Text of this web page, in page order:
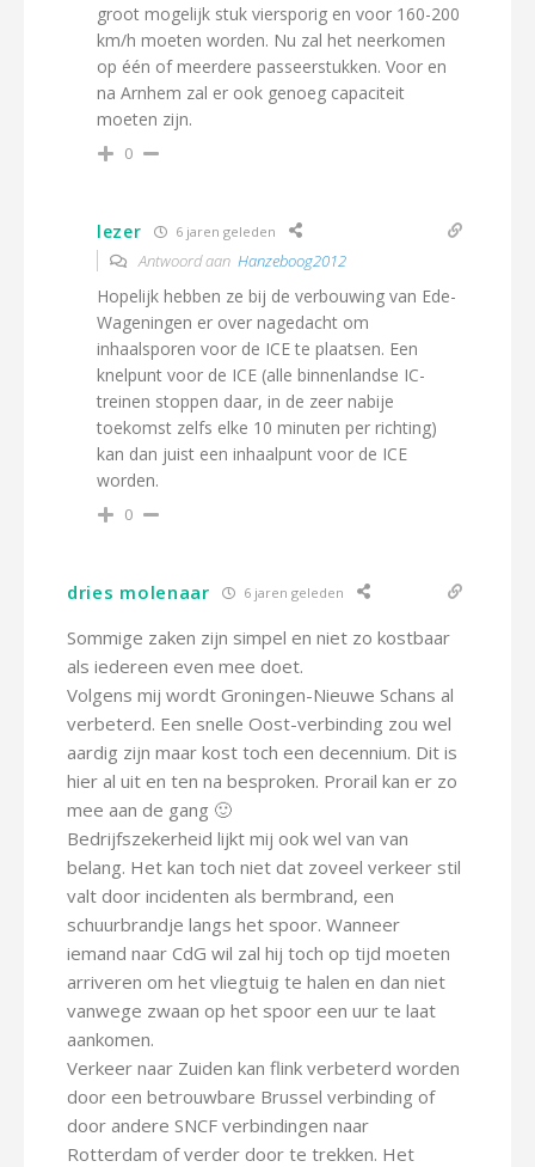
groot mogelijk stuk viersporig en voor 160-200
km/h moeten worden. Nu zal het neerkomen
op één of meerdere passeerstukken. Voor en
na Arnhem zal er ook genoeg capaciteit
moeten zijn.
0
lezer 6 jaren geleden
Antwoord aan Hanzeboog2012
Hopelijk hebben ze bij de verbouwing van Ede-
Wageningen er over nagedacht om
inhaalsporen voor de ICE te plaatsen. Een
knelpunt voor de ICE (alle binnenlandse IC-
treinen stoppen daar, in de zeer nabije
toekomst zelfs elke 10 minuten per richting)
kan dan juist een inhaalpunt voor de ICE
worden.
0
dries molenaar 6 jaren geleden
Sommige zaken zijn simpel en niet zo kostbaar
als iedereen even mee doet.
Volgens mij wordt Groningen-Nieuwe Schans al
verbeterd. Een snelle Oost-verbinding zou wel
aardig zijn maar kost toch een decennium. Dit is
hier al uit en ten na besproken. Prorail kan er zo
mee aan de gang 🙂
Bedrijfszekerheid lijkt mij ook wel van van
belang. Het kan toch niet dat zoveel verkeer stil
valt door incidenten als bermbrand, een
schuurbrandje langs het spoor. Wanneer
iemand naar CdG wil zal hij toch op tijd moeten
arriveren om het vliegtuig te halen en dan niet
vanwege zwaan op het spoor een uur te laat
aankomen.
Verkeer naar Zuiden kan flink verbeterd worden
door een betrouwbare Brussel verbinding of
door andere SNCF verbindingen naar
Rotterdam of verder door te trekken. Het